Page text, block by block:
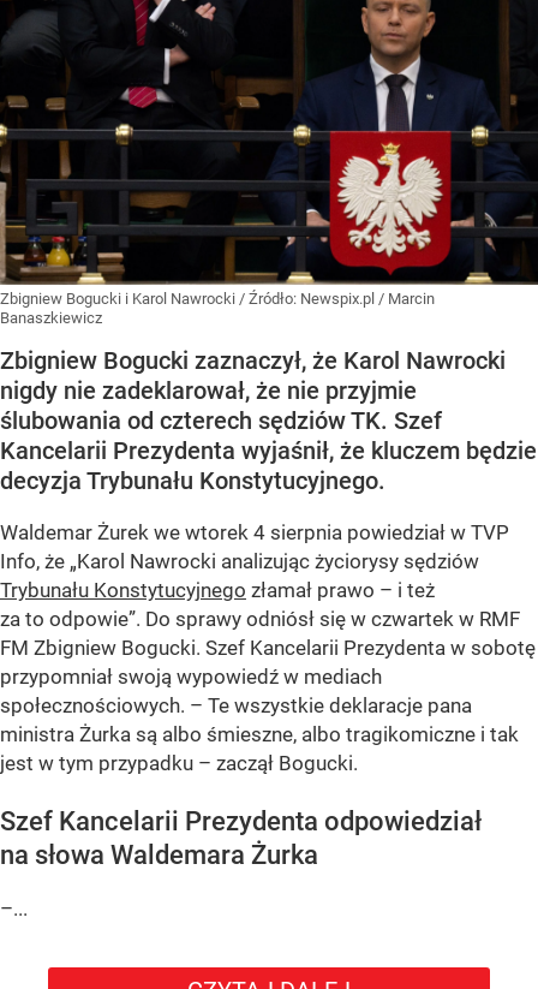
Zbigniew Bogucki i Karol Nawrocki / Źródło: Newspix.pl / Marcin
Banaszkiewicz
Zbigniew Bogucki zaznaczył, że Karol Nawrocki
nigdy nie zadeklarował, że nie przyjmie
ślubowania od czterech sędziów TK. Szef
Kancelarii Prezydenta wyjaśnił, że kluczem będzie
decyzja Trybunału Konstytucyjnego.
Waldemar Żurek we wtorek 4 sierpnia powiedział w TVP
Info, że „Karol Nawrocki analizując życiorysy sędziów
Trybunału Konstytucyjnego złamał prawo – i też
za to odpowie”. Do sprawy odniósł się w czwartek w RMF
FM Zbigniew Bogucki. Szef Kancelarii Prezydenta w sobotę
przypomniał swoją wypowiedź w mediach
społecznościowych. – Te wszystkie deklaracje pana
ministra Żurka są albo śmieszne, albo tragikomiczne i tak
jest w tym przypadku – zaczął Bogucki.
Szef Kancelarii Prezydenta odpowiedział
na słowa Waldemara Żurka
–...